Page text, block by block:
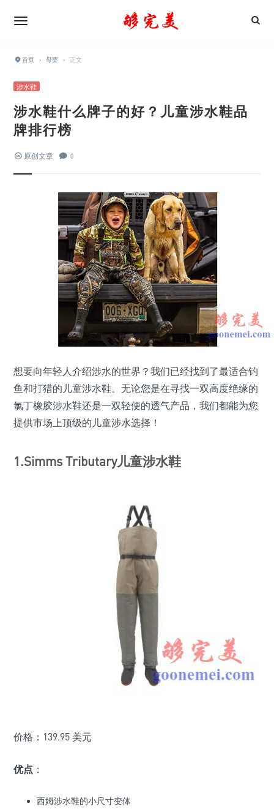
首页 › 母婴 › 正文
涉水鞋
涉水鞋什么牌子的好？儿童涉水鞋品
牌排行榜
原创文章 0
想要向年轻人介绍涉水的世界？我们已经找到了最适合钓
鱼和打猎的儿童涉水鞋。无论您是在寻找一双高度绝缘的
氯丁橡胶涉水鞋还是一双轻便的透气产品，我们都能为您
提供市场上顶级的儿童涉水选择！
1.Simms Tributary儿童涉水鞋
价格：139.95 美元
优点 ：
西姆涉水鞋的小尺寸变体